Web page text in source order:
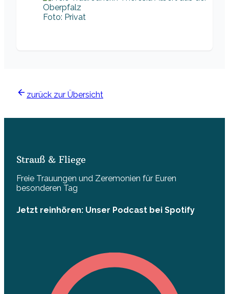
Foto: Privat
zurück zur Übersicht
Strauß & Fliege
Freie Trauungen und Zeremonien für Euren
besonderen Tag
Jetzt reinhören: Unser Podcast bei Spotify